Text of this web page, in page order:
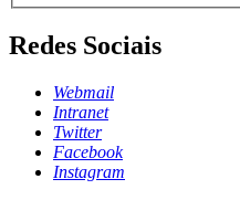
Redes Sociais
Webmail
Intranet
Twitter
Facebook
Instagram